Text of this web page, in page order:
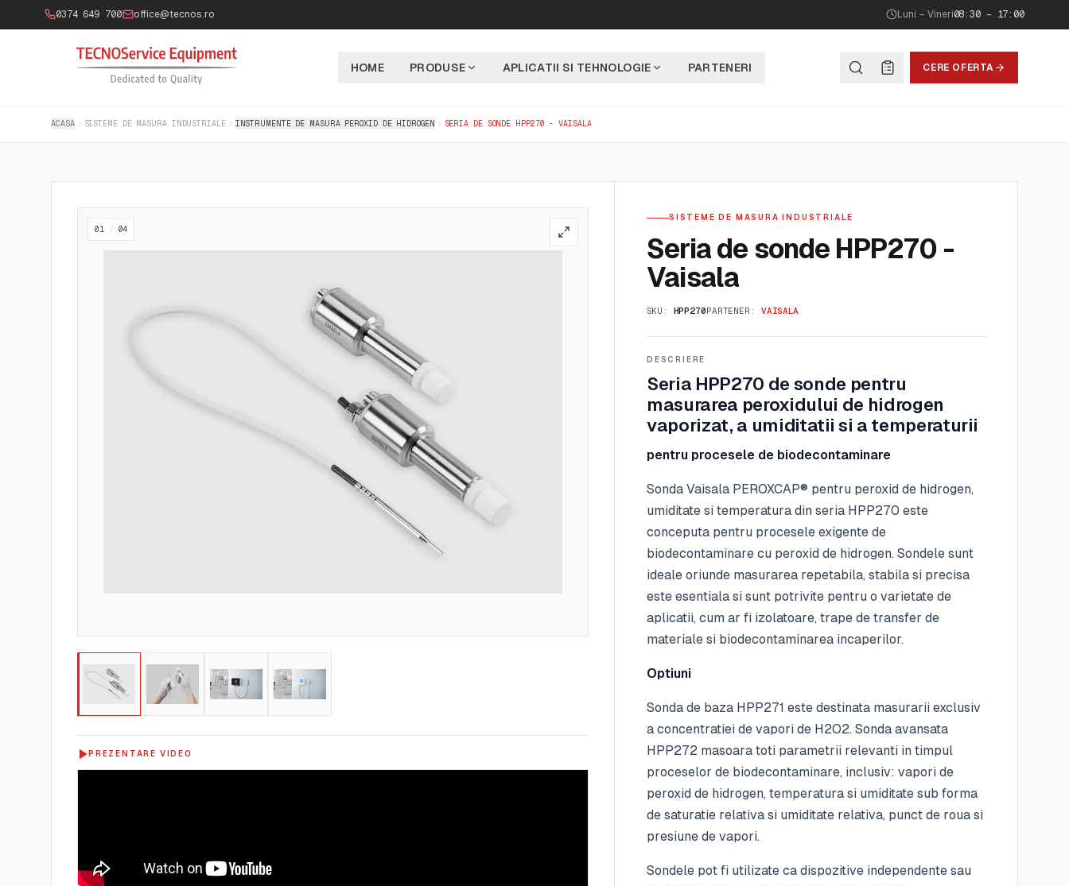
0374 649 700 office@tecnos.ro Luni – Vineri08:30 – 17:00
HOME PRODUSE APLICATII SI TEHNOLOGIE PARTENERI CERE OFERTA
ACASA SISTEME DE MASURA INDUSTRIALE INSTRUMENTE DE MASURA PEROXID DE HIDROGEN SERIA DE SONDE HPP270 - VAISALA
01 / 04
PREZENTARE VIDEO
SISTEME DE MASURA INDUSTRIALE
Seria de sonde HPP270 -
Vaisala
SKU: HPP270PARTENER: VAISALA
DESCRIERE
Seria HPP270 de sonde pentru
masurarea peroxidului de hidrogen
vaporizat, a umiditatii si a temperaturii
pentru procesele de biodecontaminare
Sonda Vaisala PEROXCAP® pentru peroxid de hidrogen,
umiditate si temperatura din seria HPP270 este
conceputa pentru procesele exigente de
biodecontaminare cu peroxid de hidrogen. Sondele sunt
ideale oriunde masurarea repetabila, stabila si precisa
este esentiala si sunt potrivite pentru o varietate de
aplicatii, cum ar fi izolatoare, trape de transfer de
materiale si biodecontaminarea incaperilor.
Optiuni
Sonda de baza HPP271 este destinata masurarii exclusiv
a concentratiei de vapori de H2O2. Sonda avansata
HPP272 masoara toti parametrii relevanti in timpul
proceselor de biodecontaminare, inclusiv: vapori de
peroxid de hidrogen, temperatura si umiditate sub forma
de saturatie relativa si umiditate relativa, punct de roua si
presiune de vapori.
Sondele pot fi utilizate ca dispozitive independente sau